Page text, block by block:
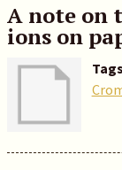
A note on
ions on